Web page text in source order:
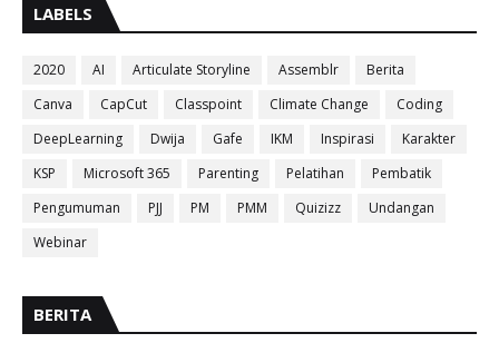
LABELS
2020 AI Articulate Storyline Assemblr
Berita
Canva
CapCut Classpoint Climate Change
Coding
DeepLearning
Dwija Gafe IKM Inspirasi
Karakter
KSP
Microsoft 365 Parenting Pelatihan
Pembatik
Pengumuman
PJJ PM PMM Quizizz
Undangan
Webinar
BERITA